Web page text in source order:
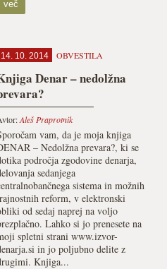
več
14. 10. 2014 OBVESTILA
Denar – nedolžna
Aleš Praprotnik
vam, da je moja knjiga
– Nedolžna prevara?, ki se
področja zgodovine denarja,
sedanjega
sistema in možnih
reform, v elektronski
od sedaj naprej na voljo
Lahko si jo prenesete na
spletni strani www.izvor-
in jo poljubno delite z
Knjiga...